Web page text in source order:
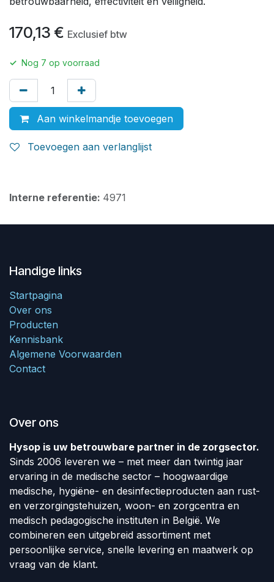
170,13 € Exclusief btw
✓ Nog 7 op voorraad
Aan winkelmandje toevoegen
Toevoegen aan verlanglijst
Interne referentie: 4971
Handige links
Startpagina
Over ons
Producten
Kennisbank
Algemene Voorwaarden
Contact
Over ons
Hysop is uw betrouwbare partner in de zorgsector.
Sinds 2006 leveren we – met meer dan twintig jaar
ervaring in de medische sector – hoogwaardige
medische, hygiëne- en desinfectieproducten aan rust-
en verzorgingstehuizen, woon- en zorgcentra en
medisch pedagogische instituten in België. We
combineren een uitgebreid assortiment met
persoonlijke service, snelle levering en maatwerk op
vraag van de klant.